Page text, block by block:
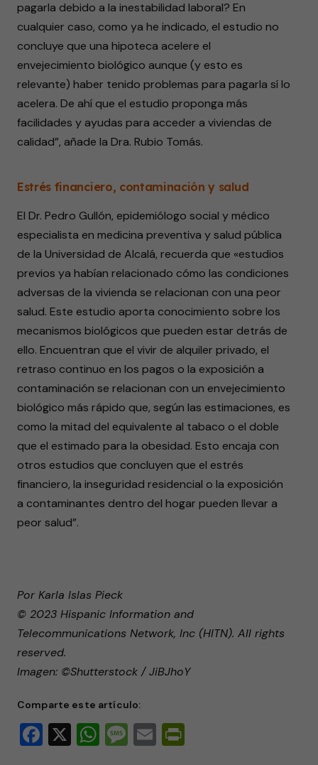
pagarla debido a la inestabilidad laboral? En
cualquier caso, como ya he indicado, el estudio no
concluye que una hipoteca acelere el
envejecimiento biológico aunque (y esto es
relevante) haber tenido problemas para pagarla sí lo
acelera. De ahí que el estudio proponga más
facilidades y ayudas para acceder a viviendas de
calidad”, añade la Dra. Rubio Tomás.
Estrés financiero, contaminación y salud
El Dr. Pedro Gullón, epidemiólogo social y médico
especialista en medicina preventiva y salud pública
de la Universidad de Alcalá, recuerda que «estudios
previos ya habían relacionado cómo las condiciones
adversas de la vivienda se relacionan con una peor
salud. Este estudio aporta conocimiento sobre los
mecanismos biológicos que pueden estar detrás de
ello. Encuentran que el vivir de alquiler privado, el
retraso continuo en los pagos o la exposición a
contaminación se relacionan con un envejecimiento
biológico más rápido que, según las estimaciones, es
como la mitad del equivalente al tabaco o el doble
que el estimado para la obesidad. Esto encaja con
otros estudios que concluyen que el estrés
financiero, la inseguridad residencial o la exposición
a contaminantes dentro del hogar pueden llevar a
peor salud”.
Por Karla Islas Pieck
© 2023 Hispanic Information and
Telecommunications Network, Inc (HITN). All rights
reserved.
Imagen: ©Shutterstock / JiBJhoY
Comparte este artículo:
Facebook
X WhatsApp
Message
Email